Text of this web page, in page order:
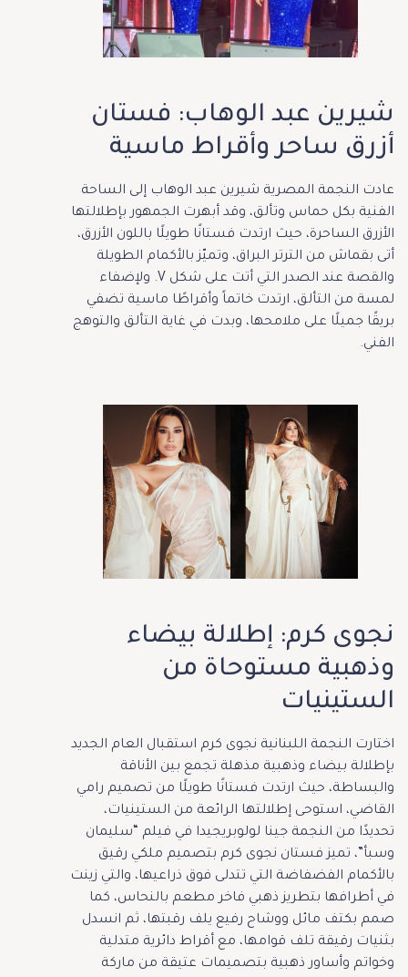
شيرين عبد الوهاب: فستان
أزرق ساحر وأقراط ماسية
عادت النجمة المصرية شيرين عبد الوهاب إلى الساحة
الفنية بكل حماس وتألق، وقد أبهرت الجمهور بإطلالتها
الأزرق الساحرة، حيث ارتدت فستانًا طويلًا باللون الأزرق،
أتى بقماش من الترتر البراق، وتميّز بالأكمام الطويلة
والقصة عند الصدر التي أتت على شكل V. ولإضفاء
لمسة من التألق، ارتدت خاتماً وأقراطًا ماسية تضفي
بريقًا جميلًا على ملامحها، وبدت في غاية التألق والتوهج
الفني.
نجوى كرم: إطلالة بيضاء
وذهبية مستوحاة من
الستينيات
اختارت النجمة اللبنانية نجوى كرم استقبال العام الجديد
بإطلالة بيضاء وذهبية مذهلة تجمع بين الأناقة
والبساطة، حيث ارتدت فستانًا طويلًا من تصميم رامي
القاضي، استوحى إطلالتها الرائعة من الستينيات،
تحديدًا من النجمة جينا لولوبريجيدا في فيلم “سليمان
وسبأ”، تميز فستان نجوى كرم بتصميم ملكي رقيق
بالأكمام الفضفاضة التي تتدلى فوق ذراعيها، والتي زينت
في أطرافها بتطريز ذهبي فاخر مطعم بالنحاس، كما
صمم بكتف مائل ووشاح رفيع يلف رقبتها، ثم انسدل
بثنيات رقيقة تلف قوامها، مع أقراط دائرية متدلية
وخواتم وأساور ذهبية بتصميمات عتيقة من ماركة